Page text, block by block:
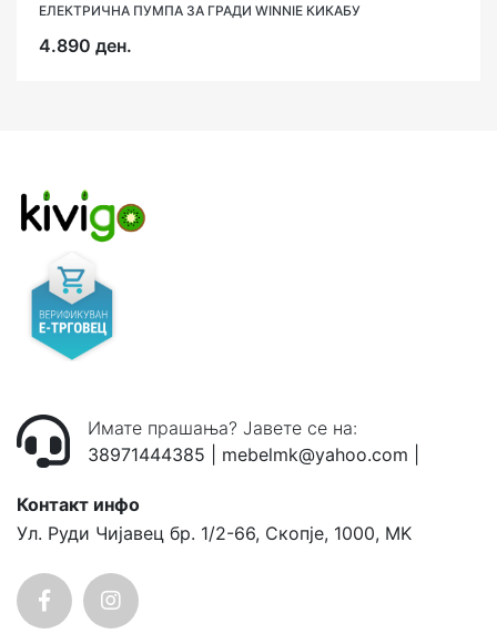
ЕЛЕКТРИЧНА ПУМПА ЗА ГРАДИ WINNIE КИКАБУ
4.890 ден.
ЕЛЕКТРИЧНА ПУМПА ЗА ГРАДИ LC NESTARA
1.990 ден.
Имате прашања? Јавете се на:
38971444385
mebelmk@yahoo.com
Контакт инфо
Ул. Руди Чијавец бр. 1/2-66, Скопје, 1000, MK